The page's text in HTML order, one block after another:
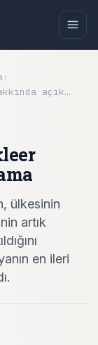
›
açık…
ülkesinin
artık
en ileri